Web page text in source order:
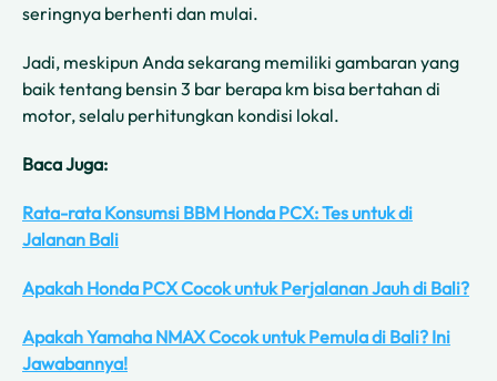
seringnya berhenti dan mulai.
Jadi, meskipun Anda sekarang memiliki gambaran yang
baik tentang bensin 3 bar berapa km bisa bertahan di
motor, selalu perhitungkan kondisi lokal.
Baca Juga:
Rata-rata Konsumsi BBM Honda PCX: Tes untuk di
Jalanan Bali
Apakah Honda PCX Cocok untuk Perjalanan Jauh di Bali?
Apakah Yamaha NMAX Cocok untuk Pemula di Bali? Ini
Jawabannya!